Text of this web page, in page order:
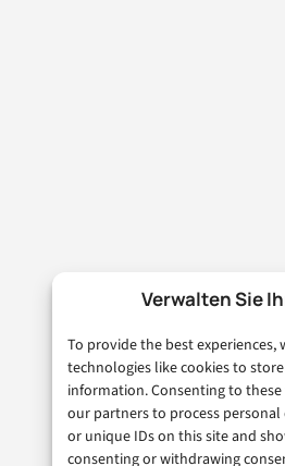
Verwalten Sie
To provide the best experiences,
technologies like cookies to
information. Consenting to
our partners to process
or unique IDs on this site and
consenting or withdrawing